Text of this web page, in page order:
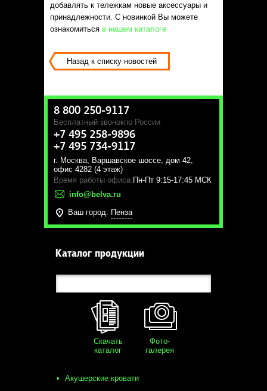
добавлять к тележкам новые аксессуары и
принадлежности. С новинкой Вы можете
ознакомиться в нашем каталоге
Назад к списку новостей
8 800 250-9117
Бесплатный звонокпо России
+7 495 258-9896
+7 495 734-9117
г. Москва, Варшавское шоссе, дом 42,
офис 4282 (4 этаж)
Время работы офиса: Пн-Пт 9:15-17:45 МСК
info@belva.ru
Ваш город: Пенза
Каталог продукции
Скачать
каталог
Фото-
галерея
Акушерские кровати